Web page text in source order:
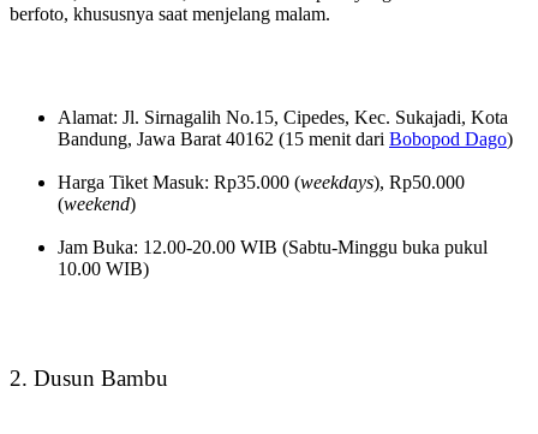
berfoto, khususnya saat menjelang malam.
Alamat: Jl. Sirnagalih No.15, Cipedes, Kec. Sukajadi, Kota
Bandung, Jawa Barat 40162 (15 menit dari Bobopod Dago)
Harga Tiket Masuk: Rp35.000 (weekdays), Rp50.000
(weekend)
Jam Buka: 12.00-20.00 WIB (Sabtu-Minggu buka pukul
10.00 WIB)
2. Dusun Bambu